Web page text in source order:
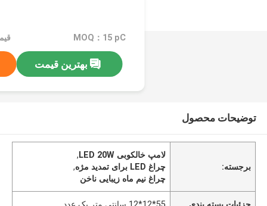
MOQ：15 pC
بهترین قیمت
توضیحات محصول
برجسته:
لامپ خالکوبی LED 20W
,
چراغ LED برای تمدید مژه
,
چراغ نیم ماه زیبایی ناخن
جزئیات بسته بندی 55*12*12 سانتی متر یک عدد